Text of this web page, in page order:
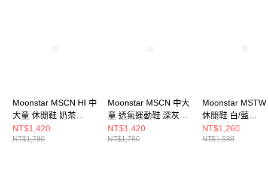
５．嚴禁一人註冊多個帳號或使用他人資訊註冊。若發現惡意使用之情形，
恩沛科技股份有限公司將有權停止該用戶之使用額度並採取法律行動。
Moonstar MSCN HI 中
大童 休閒鞋 奶茶
MSCNC4133
NT$1,420
NT$1,780
Moonstar MSCN 中大
童 透氣運動鞋 深灰
MSCNC3233
NT$1,420
NT$1,780
Moonstar MSTW
休閒鞋 白/藍
MSTWB115
NT$1,260
NT$1,580